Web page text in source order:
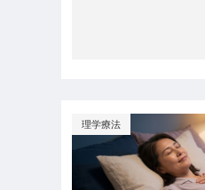
理学療法